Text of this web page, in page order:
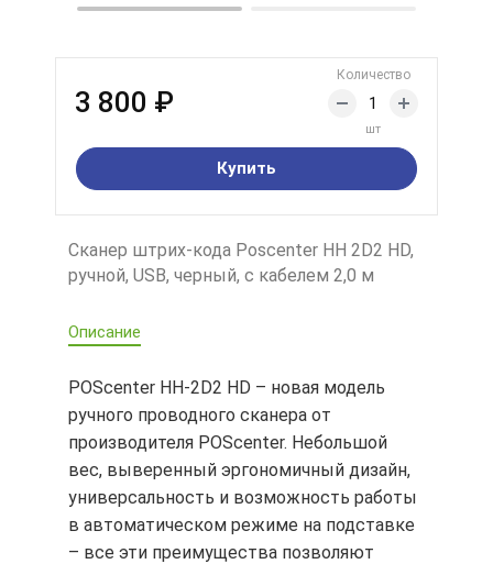
3 800 ₽
Количество
шт
Купить
Сканер штрих-кода Poscenter HH 2D2 HD,
ручной, USB, черный, с кабелем 2,0 м
Описание
POScenter HH-2D2 HD – новая модель
ручного проводного сканера от
производителя POScenter. Небольшой
вес, выверенный эргономичный дизайн,
универсальность и возможность работы
в автоматическом режиме на подставке
– все эти преимущества позволяют